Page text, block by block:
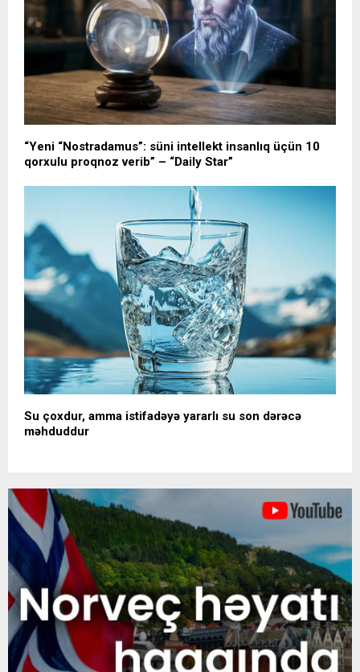
“Yeni “Nostradamus”: süni intellekt insanlıq üçün 10
qorxulu proqnoz verib” – “Daily Star”
Su çoxdur, amma istifadəyə yararlı su son dərəcə
məhduddur